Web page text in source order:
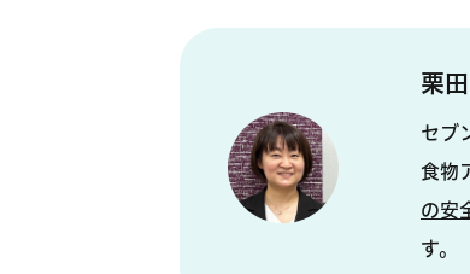
栗
セブ
食物
の安
す。